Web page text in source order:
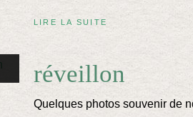
LIRE LA SUITE
réveillon
Quelques photos souvenir de